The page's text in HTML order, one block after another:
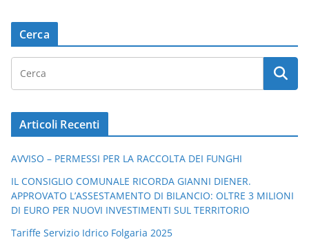
Cerca
Articoli Recenti
AVVISO – PERMESSI PER LA RACCOLTA DEI FUNGHI
IL CONSIGLIO COMUNALE RICORDA GIANNI DIENER.
APPROVATO L’ASSESTAMENTO DI BILANCIO: OLTRE 3 MILIONI
DI EURO PER NUOVI INVESTIMENTI SUL TERRITORIO
Tariffe Servizio Idrico Folgaria 2025